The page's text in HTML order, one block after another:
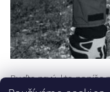
Buďte prvý, kto napíše